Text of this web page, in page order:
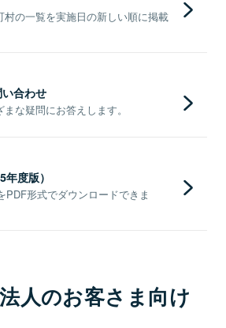
の一覧を実施日の新しい順に掲載
合わせ
な疑問にお答えします。
度版）
PDF形式でダウンロードできま
人のお客さま向け